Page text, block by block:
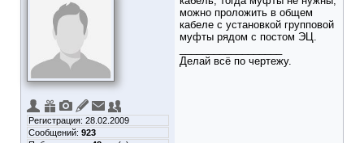
Регистрация: 28.02.2009
Сообщений: 923
можно проложить в общем
кабеле с установкой групповой
муфты рядом с постом ЭЦ.
Делай всё по чертежу.